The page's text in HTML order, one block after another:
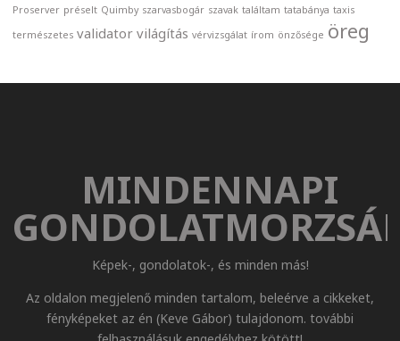
Proserver préselt Quimby szarvasbogár szavak találtam tatabánya taxis
természetes validator világítás vérvizsgálat írom önzősége öreg
MINDENNAPI
Képek-, gondolatok-, és minden más!
Az oldalon megjelenő minden tartalom, beleérve a cikkeket,
fényképeket az én (Keve Gábor) tulajdonom. további